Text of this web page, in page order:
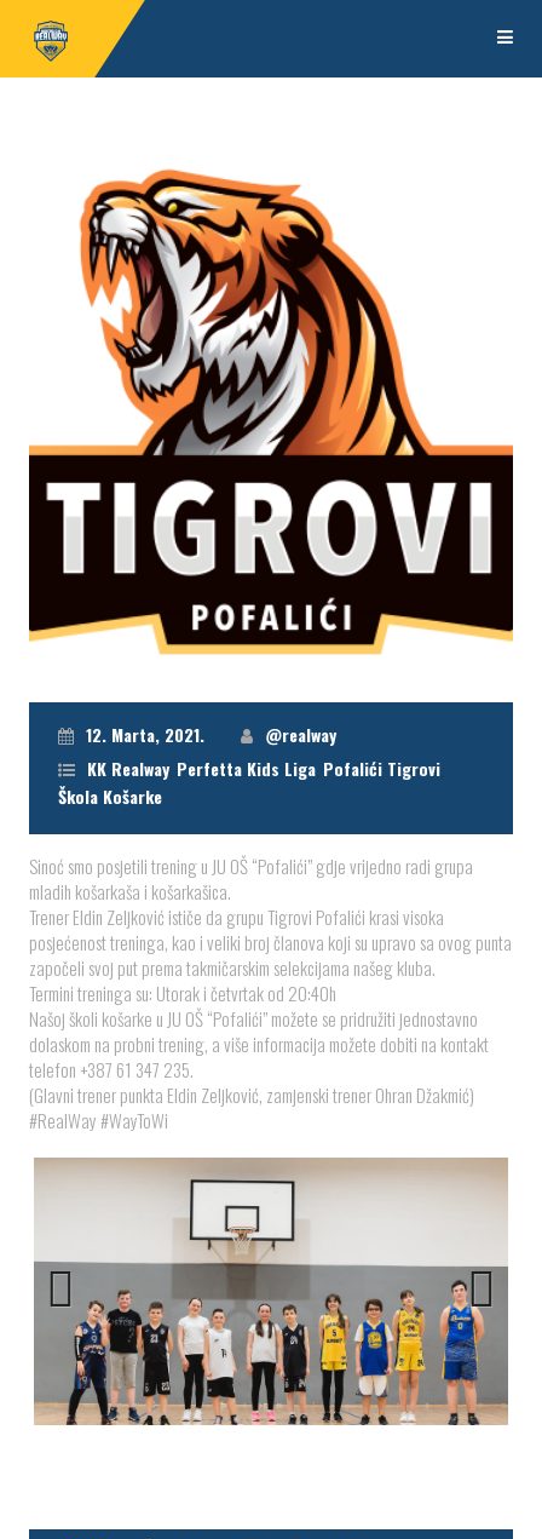
12. Marta, 2021.
@realway
KK Realway Perfetta Kids Liga Pofalići Tigrovi
Škola Košarke
Sinoć smo posjetili trening u JU OŠ “Pofalići” gdje vrijedno radi grupa
mladih košarkaša i košarkašica.
Trener Eldin Zeljković ističe da grupu Tigrovi Pofalići krasi visoka
posjećenost treninga, kao i veliki broj članova koji su upravo sa ovog punta
započeli svoj put prema takmičarskim selekcijama našeg kluba.
Termini treninga su: Utorak i četvrtak od 20:40h
Našoj školi košarke u JU OŠ “Pofalići” možete se pridružiti jednostavno
dolaskom na probni trening, a više informacija možete dobiti na kontakt
telefon +387 61 347 235.
(Glavni trener punkta Eldin Zeljković, zamjenski trener Ohran Džakmić)
#RealWay #WayToWi
Previous Next